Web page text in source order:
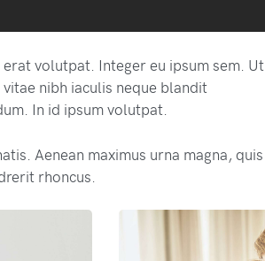
volutpat. Integer eu ipsum sem. Ut
nibh iaculis neque blandit
In id ipsum volutpat.
Aenean maximus urna magna, quis
rhoncus.